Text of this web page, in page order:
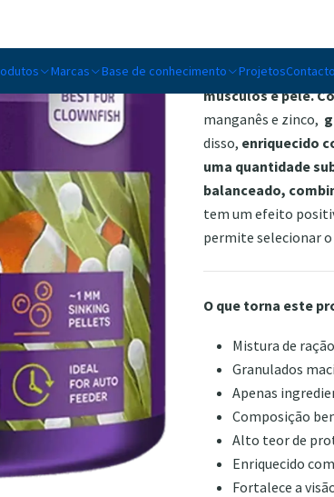
Marcas Base de conhecimento Projetos
pequenos
qualidade, um
músculos e pele.
manganês e zinco,
disso, enriquecido
uma quantidade
balanceado,
tem um efeito
permite selecionar
O que torna este
Mistura de
Granulados
Apenas
Composição
Alto teor de
Enriquecido
Fortalece a